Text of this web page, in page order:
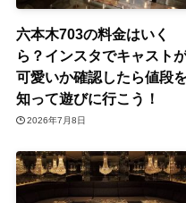
六本木703の料金はいく
ら？インスタでキャスト
可愛いか確認したら値段
知って遊びに行こう！
2026年7月8日